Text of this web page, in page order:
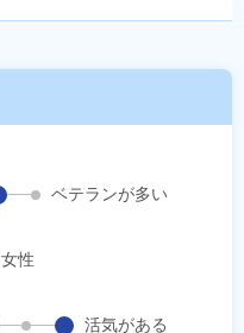
ベテランが多い
女性
活気がある